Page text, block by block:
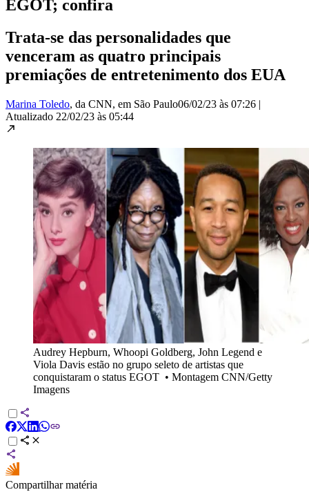
EGOT; confira
Trata-se das personalidades que
venceram as quatro principais
premiações de entretenimento dos EUA
Marina Toledo, da CNN, em São Paulo06/02/23 às 07:26 |
Atualizado 22/02/23 às 05:44
Audrey Hepburn, Whoopi Goldberg, John Legend e
Viola Davis estão no grupo seleto de artistas que
conquistaram o status EGOT • Montagem CNN/Getty
Imagens
Compartilhar matéria